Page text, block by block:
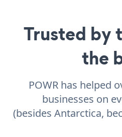
Trusted by
the
POWR has helped
businesses on
(besides Antarctica,